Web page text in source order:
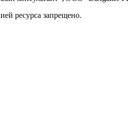
ресурса запрещено.